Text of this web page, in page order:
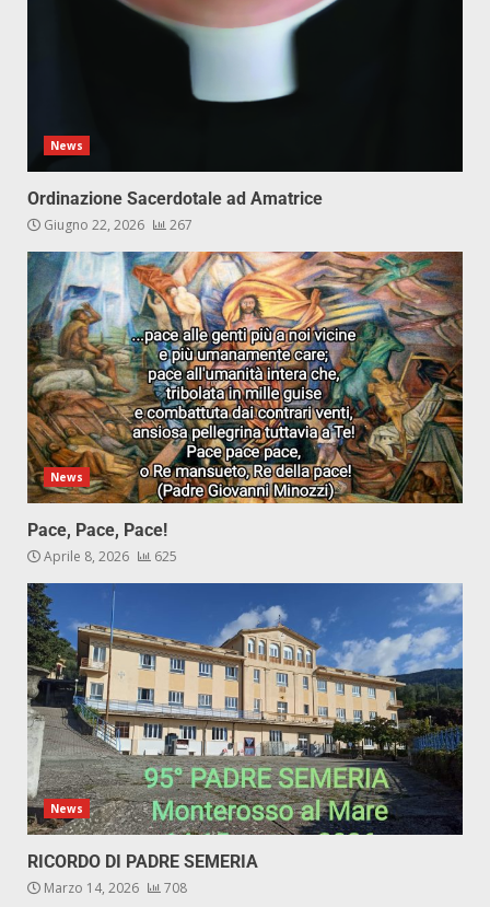
News
Ordinazione Sacerdotale ad Amatrice
Giugno 22, 2026 267
News
Pace, Pace, Pace!
Aprile 8, 2026 625
News
RICORDO DI PADRE SEMERIA
Marzo 14, 2026 708